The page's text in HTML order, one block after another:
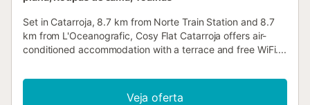
Set in Catarroja, 8.7 km from Norte Train Station and 8.7
km from L'Oceanografic, Cosy Flat Catarroja offers air-
conditioned accommodation with a terrace and free WiFi....
Veja oferta